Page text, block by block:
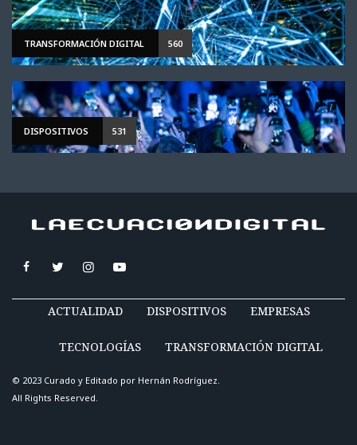
TRANSFORMACIÓN DIGITAL 560
DISPOSITIVOS 531
ACTUALIDAD DISPOSITIVOS EMPRESAS
TECNOLOGÍAS TRANSFORMACIÓN DIGITAL
© 2023 Curado y Editado por Hernán Rodríguez.
All Rights Reserved.